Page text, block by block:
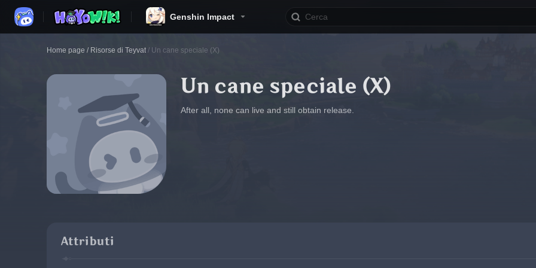
Genshin Impact
Home page / Risorse di Teyvat / Un cane speciale (X)
Un cane speciale (X)
After all, none can live and still obtain release.
Attributi